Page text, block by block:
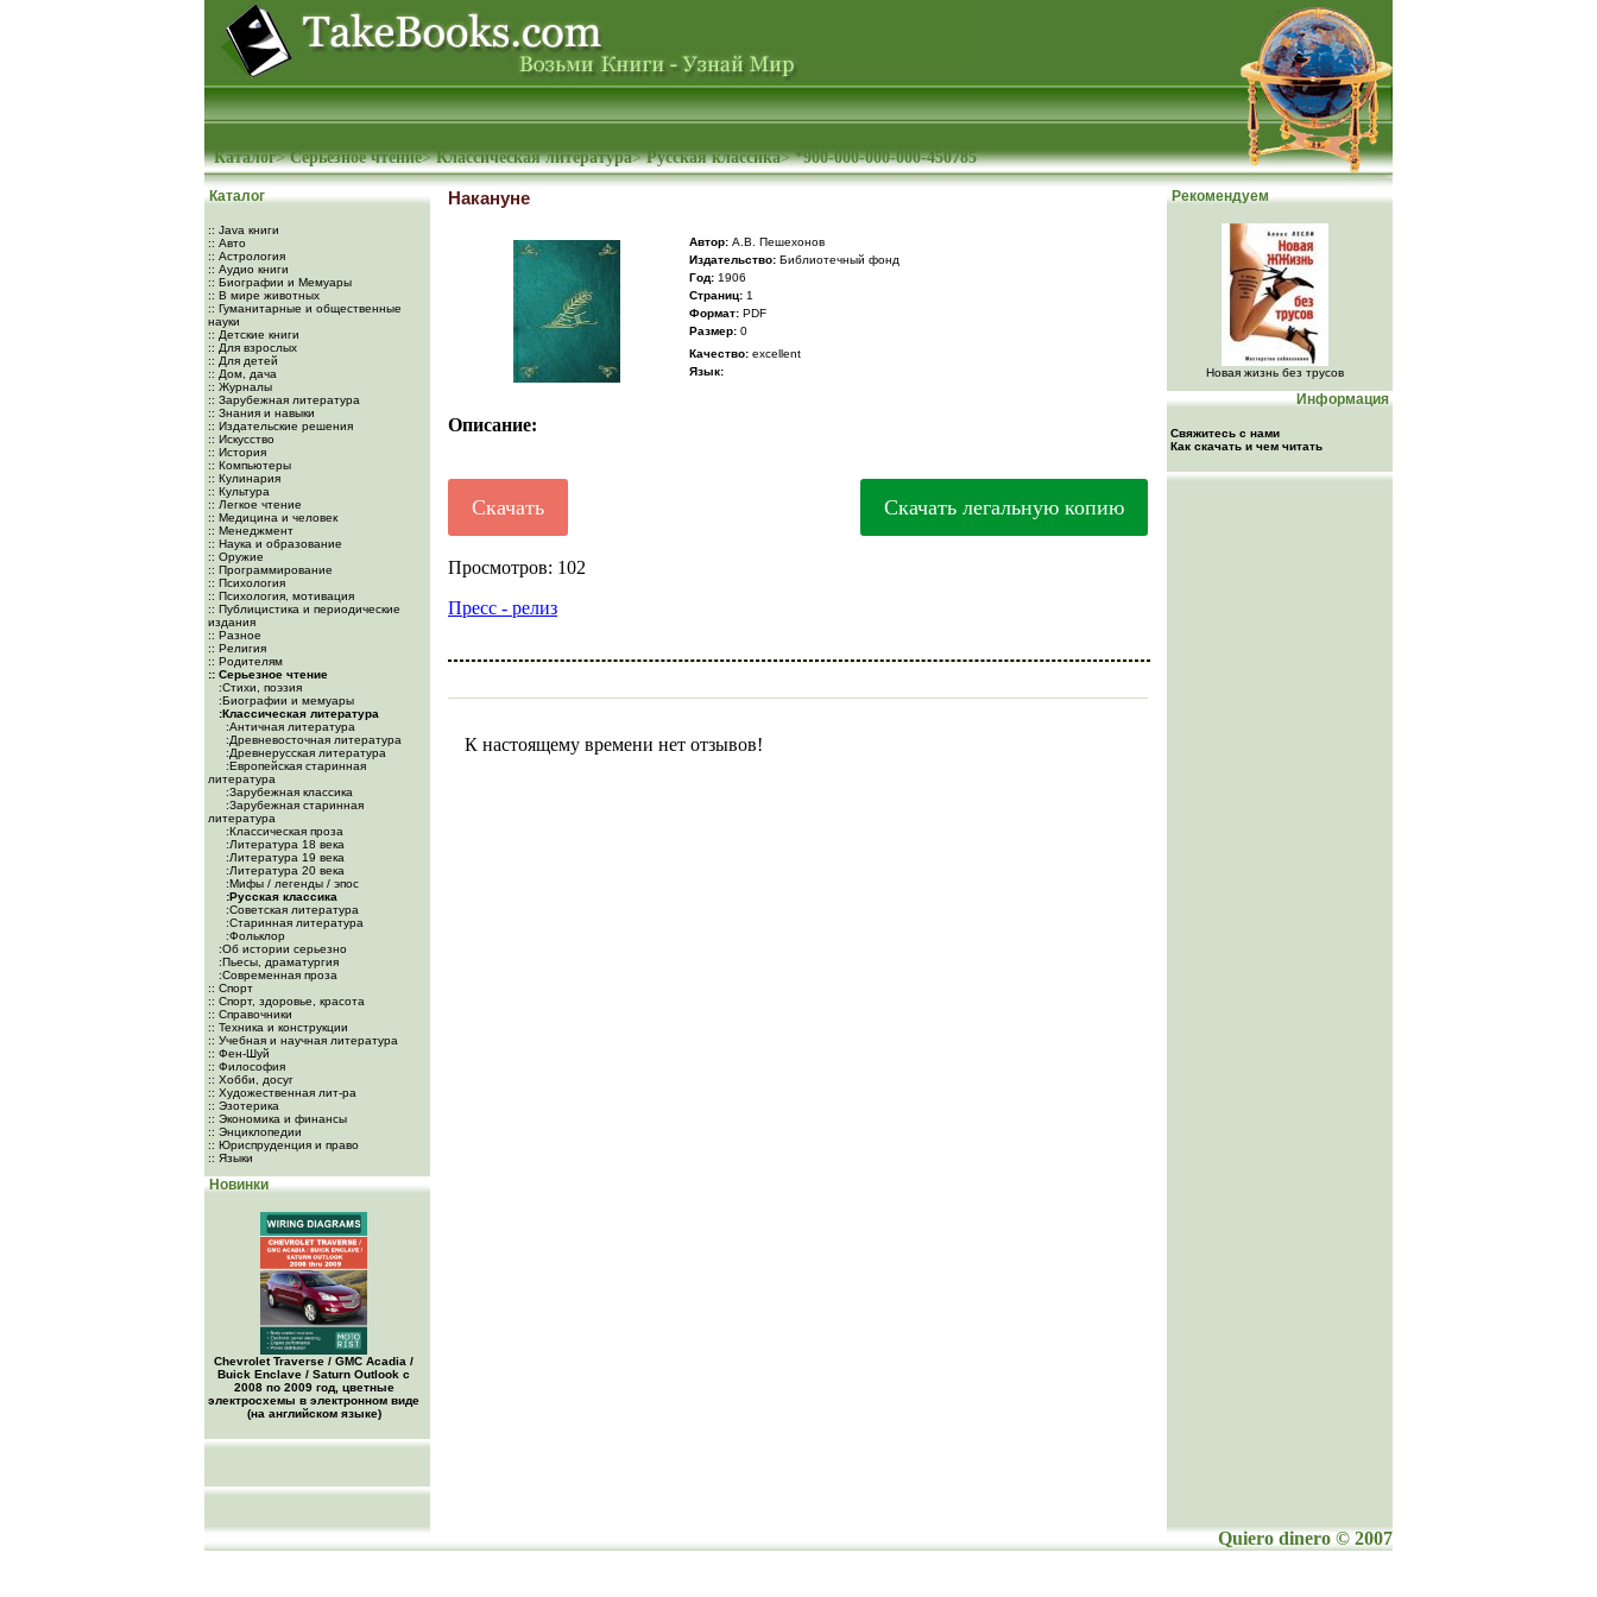
Каталог>Серьезное чтение>Классическая литература>Русская классика>*900-000-000-000-450785
Каталог
:: Java книги
:: Авто
:: Астрология
:: Аудио книги
:: Биографии и Мемуары
:: В мире животных
:: Гуманитарные и общественные
науки
:: Детские книги
:: Для взрослых
:: Для детей
:: Дом, дача
:: Журналы
:: Зарубежная литература
:: Знания и навыки
:: Издательские решения
:: Искусство
:: История
:: Компьютеры
:: Кулинария
:: Культура
:: Легкое чтение
:: Медицина и человек
:: Менеджмент
:: Наука и образование
:: Оружие
:: Программирование
:: Психология
:: Психология, мотивация
:: Публицистика и периодические
издания
:: Разное
:: Религия
:: Родителям
:: Серьезное чтение
:Cтихи, поэзия
:Биографии и мемуары
:Классическая литература
:Античная литература
:Древневосточная литература
:Древнерусская литература
:Европейская старинная
литература
:Зарубежная классика
:Зарубежная старинная
литература
:Классическая проза
:Литература 18 века
:Литература 19 века
:Литература 20 века
:Мифы / легенды / эпос
:Русская классика
:Советская литература
:Старинная литература
:Фольклор
:Об истории серьезно
:Пьесы, драматургия
:Современная проза
:: Спорт
:: Спорт, здоровье, красота
:: Справочники
:: Техника и конструкции
:: Учебная и научная литература
:: Фен-Шуй
:: Философия
:: Хобби, досуг
:: Художественная лит-ра
:: Эзотерика
:: Экономика и финансы
:: Энциклопедии
:: Юриспруденция и право
:: Языки
Новинки
Chevrolet Traverse / GMC Acadia /
Buick Enclave / Saturn Outlook с
2008 по 2009 год, цветные
электросхемы в электронном виде
(на английском языке)
Накануне
Автор: А.В. Пешехонов
Издательство: Библиотечный фонд
Год: 1906
Cтраниц: 1
Формат: PDF
Размер: 0
Качество: excellent
Язык:
Описание:
Скачать Скачать легальную копию
Просмотров: 102
Пресс - релиз
К настоящему времени нет отзывов!
Рекомендуем
Новая жизнь без трусов
Информация
Свяжитесь с нами
Как скачать и чем читать
Quiero dinero © 2007